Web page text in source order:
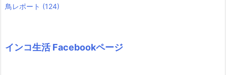
鳥レポート (124)
インコ生活 Facebookページ